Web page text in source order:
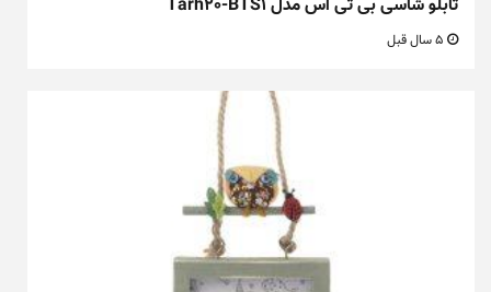
تابلو شاسی بی تی اس مدل Tarh20-BTS1